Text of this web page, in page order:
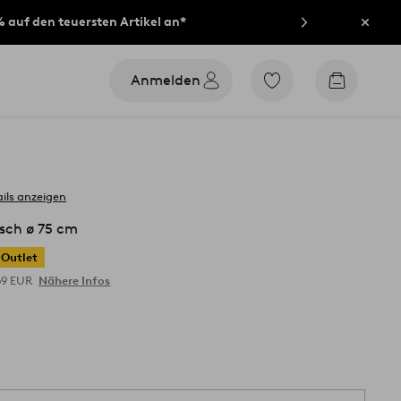
auf den teuersten Artikel an*
Anmelden
Zu
Zum
anzeigen
ø 75 cm
Outlet
EUR Nähere Infos